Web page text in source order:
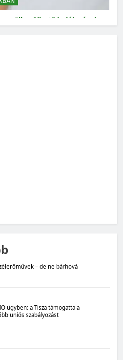
Elkerülhető halálozások
Fogyasztói bizalom,
– de ne bárhová
ügyben: a Tisza támogatta a
uniós szabályozást